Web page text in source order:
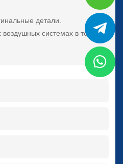
детали.
системах в течение